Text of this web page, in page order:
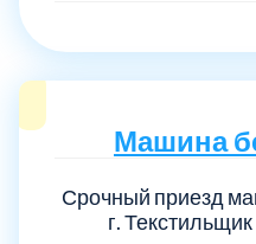
Машина
Срочный приезд
г.